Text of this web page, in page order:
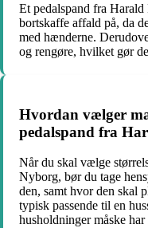
Et pedalspand fra
bortskaffe affald på, da
med hænderne.
og rengøre, hvilket gør
Hvordan vælger
pedalspand fra
Når du skal vælge
Nyborg, bør du tage
den, samt hvor den skal
typisk passende til en
husholdninger måske